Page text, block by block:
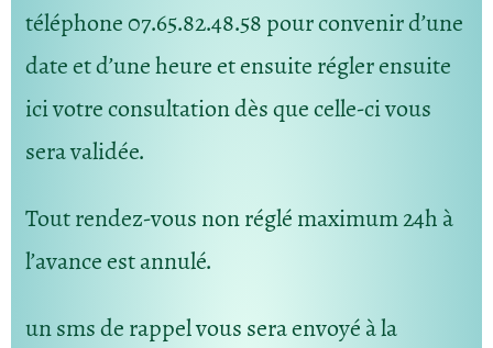
téléphone 07.65.82.48.58 pour convenir d’une
date et d’une heure et ensuite régler ensuite
ici votre consultation dès que celle-ci vous
sera validée.
Tout rendez-vous non réglé maximum 24h à
l’avance est annulé.
un sms de rappel vous sera envoyé à la